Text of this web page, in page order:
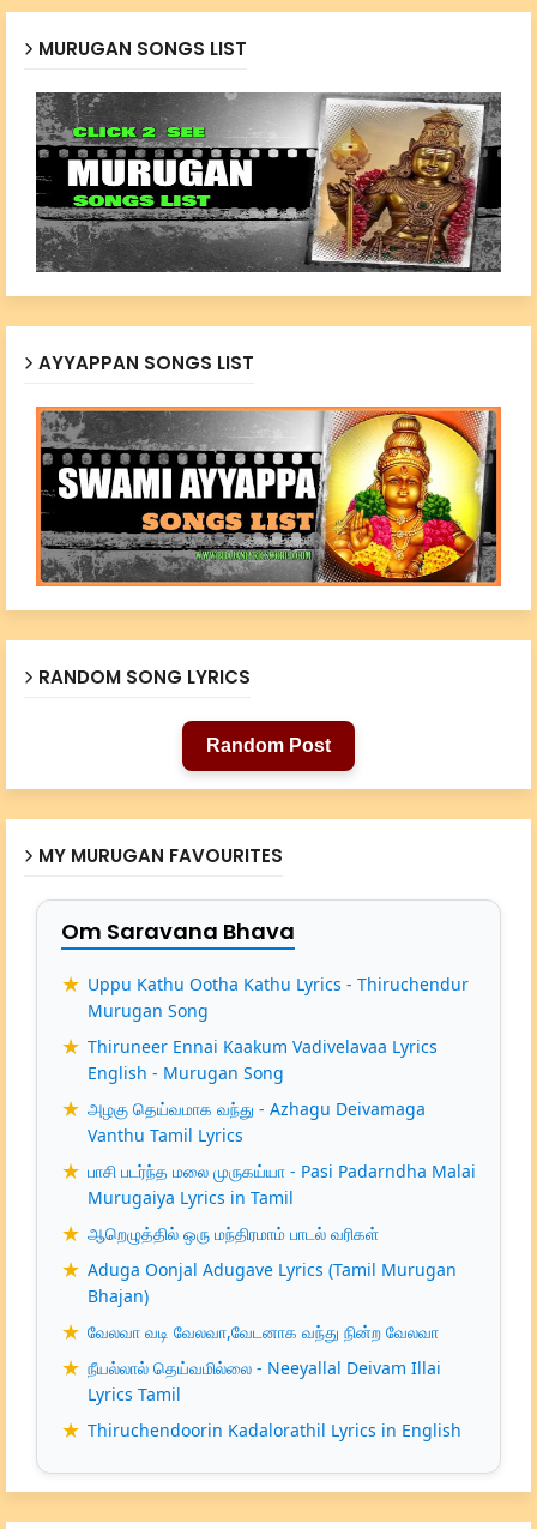
MURUGAN SONGS LIST
AYYAPPAN SONGS LIST
RANDOM SONG LYRICS
Random Post
MY MURUGAN FAVOURITES
Om Saravana Bhava
Uppu Kathu Ootha Kathu Lyrics - Thiruchendur
Murugan Song
Thiruneer Ennai Kaakum Vadivelavaa Lyrics
English - Murugan Song
அழகு தெய்வமாக வந்து - Azhagu Deivamaga
Vanthu Tamil Lyrics
பாசி படர்ந்த மலை முருகய்யா - Pasi Padarndha Malai
Murugaiya Lyrics in Tamil
ஆறெழுத்தில் ஒரு மந்திரமாம் பாடல் வரிகள்
Aduga Oonjal Adugave Lyrics (Tamil Murugan
Bhajan)
வேலவா வடி வேலவா,வேடனாக வந்து நின்ற வேலவா
நீயல்லால் தெய்வமில்லை - Neeyallal Deivam Illai
Lyrics Tamil
Thiruchendoorin Kadalorathil Lyrics in English